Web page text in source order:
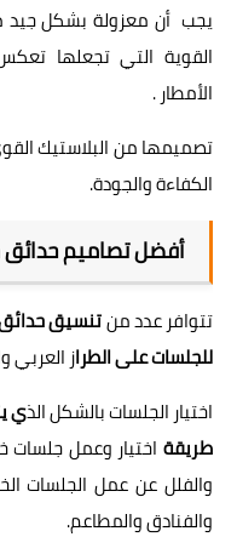
يجب أن معزولة بشكل جيد
القوية التي تجعلها
الأمطار .
تصميمها من البلاستيك
الكفاءة والجودة.
أفضل تصاميم حدائق
تتوافر عدد منتنسيق حدائق
للجلسات على الطراز العربي
اختيار الجلسات بالشكل الذي
طريقة اختيار وعمل جلسات
والفلل عن عمل الجلسات
والفنادق والمطاعم.